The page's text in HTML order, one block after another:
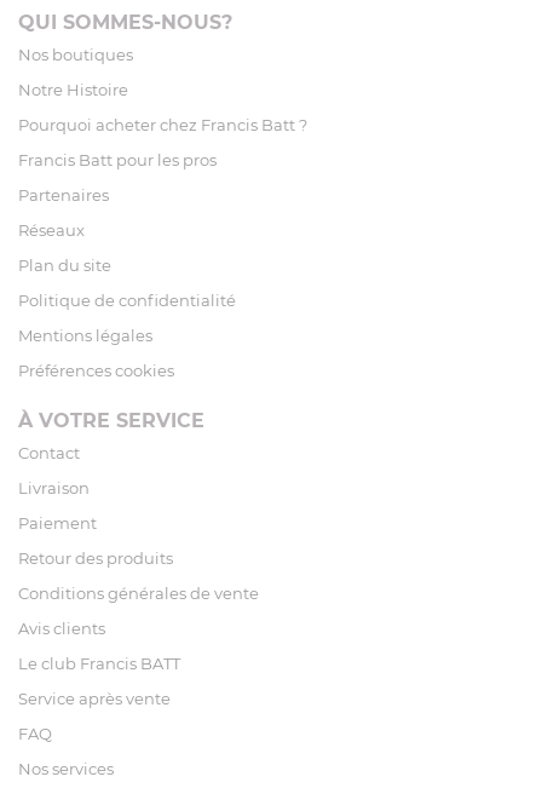
QUI SOMMES-NOUS?
Nos boutiques
Notre Histoire
Pourquoi acheter chez Francis Batt ?
Francis Batt pour les pros
Partenaires
Réseaux
Plan du site
Politique de confidentialité
Mentions légales
Préférences cookies
À VOTRE SERVICE
Contact
Livraison
Paiement
Retour des produits
Conditions générales de vente
Avis clients
Le club Francis BATT
Service après vente
FAQ
Nos services